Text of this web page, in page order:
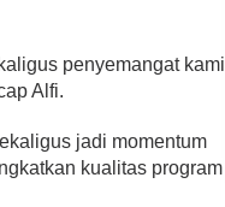
penyemangat kami
Alfi.
jadi momentum
kualitas program